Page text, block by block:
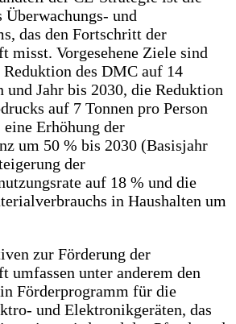
und
das den Fortschritt der
misst. Vorgesehene Ziele sind
des DMC auf 14
und Jahr bis 2030, die Reduktion
auf 7 Tonnen pro Person
Erhöhung der
um 50 % bis 2030 (Basisjahr
der
auf 18 % und die
in Haushalten um
zur Förderung der
umfassen unter anderem den
Förderprogramm für die
und Elektronikgeräten, das